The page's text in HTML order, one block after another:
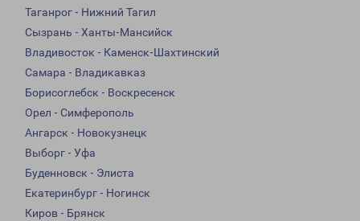
Таганрог - Нижний Тагил
Сызрань - Ханты-Мансийск
Владивосток - Каменск-Шахтинский
Самара - Владикавказ
Борисоглебск - Воскресенск
Орел - Симферополь
Ангарск - Новокузнецк
Выборг - Уфа
Буденновск - Элиста
Екатеринбург - Ногинск
Киров - Брянск